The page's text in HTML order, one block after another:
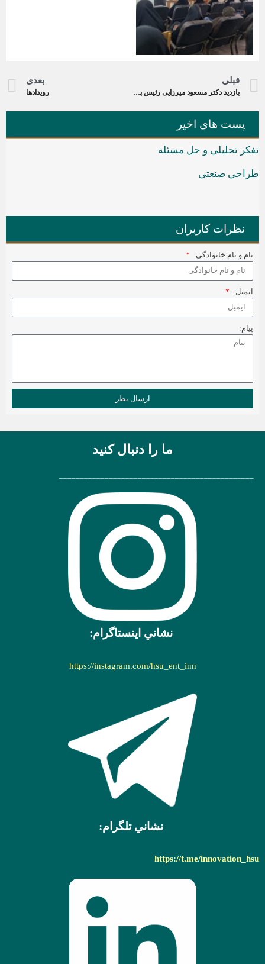
قبلی
بازدید دکتر مسعود میرزایی رئیس پارک علم و فناوری خراسان رضوی با همراهی رئیس دانشگاه از مرکز کارآفرینی و نوآوری دانشگاه حکیم سبزواری
بعدی
رویداد‌ها
پست های اخیر
تفکر تحلیلی و حل مسئله
طراحی صنعتی
نظرات کاربران
نام و نام خانوادگی:
ایمیل:
پیام:
ارسال نظر
ما را دنبال کنید
نشاني اينستاگرام:
https://instagram.com/hsu_ent_inn
نشاني تلگرام:
https://t.me/innovation_hsu